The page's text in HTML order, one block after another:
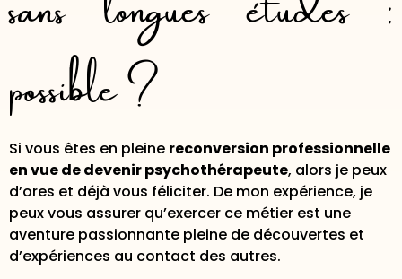
possible ?
Si vous êtes en pleine reconversion professionnelle
en vue de devenir psychothérapeute, alors je peux
d’ores et déjà vous féliciter. De mon expérience, je
peux vous assurer qu’exercer ce métier est une
aventure passionnante pleine de découvertes et
d’expériences au contact des autres.